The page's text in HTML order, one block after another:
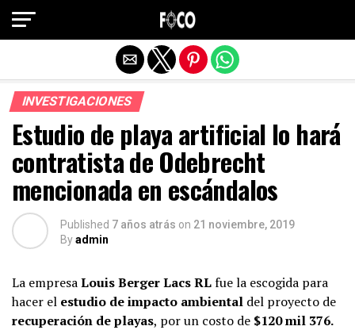
INVESTIGACIONES
Estudio de playa artificial lo hará
contratista de Odebrecht
mencionada en escándalos
Published 7 años atrás on 21 noviembre, 2019
Byadmin
La empresaLouis Berger Lacs RLfue la escogida para
hacer el estudio de impacto ambiental del proyecto de
recuperación de playas, por un costo de $120 mil 376.
Salir de la versión móvil